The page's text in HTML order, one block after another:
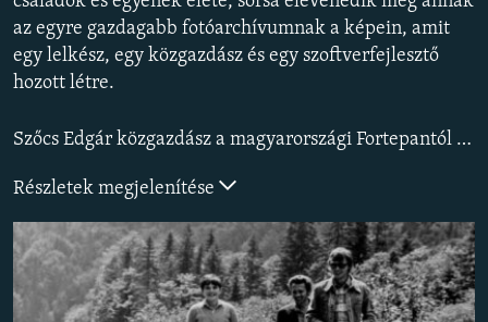
TÁRSADALOM
DEMOKRÁCIA
EURÓPAI UNIÓ
VILÁG
KLÍMAVÁLTOZÁS
A MÚLT TANULSÁGAI
az egyre gazdagabb fotóarchívumnak a képein, amit
egy lelkész, egy közgazdász és egy szoftverfejlesztő
hozott létre.
Szőcs Edgár közgazdász a magyarországi Fortepantól vette az ötletet, hogy digitalizált fotóarchívumot indítson el Romániában Azopan néven. Az archívum a civilek által felajánlott, 1900-2000 között készített képekből áll, és bővül folyamatosan.
Részletek megjelenítése